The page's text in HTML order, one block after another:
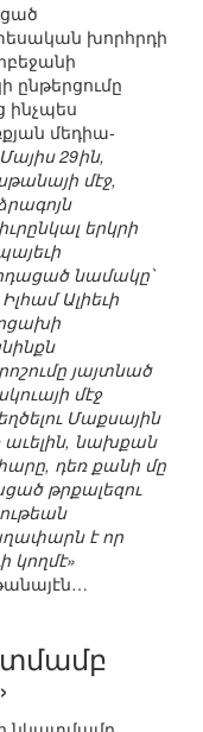
խորհրդի
ինչպես
մեդիա-
29ին,
մէջ,
երկրի
նամակը՝
Ալիեւի
յայտնած
մէջ
Մաքսային
աւելին, նախքան
դեռ քանի մը
թրքալեզու
է որ
կողմէ»